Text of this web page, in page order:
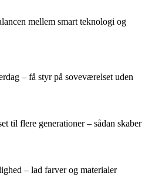
mellem smart teknologi og
– få styr på soveværelset uden
til flere generationer – sådan skaber
– lad farver og materialer